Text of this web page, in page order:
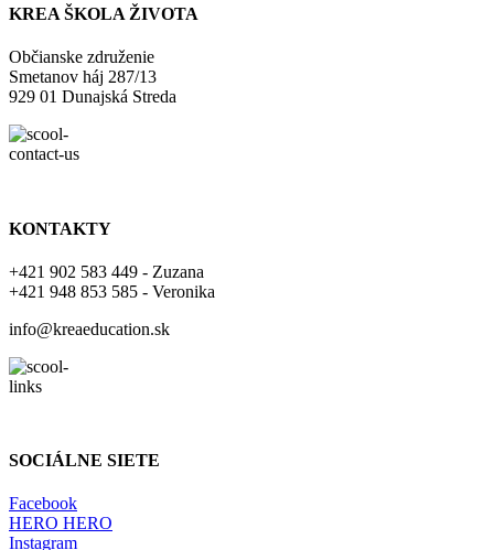
KREA ŠKOLA ŽIVOTA
Občianske združenie
Smetanov háj 287/13
929 01 Dunajská Streda
KONTAKTY
+421 902 583 449 - Zuzana
+421 948 853 585 - Veronika
info@kreaeducation.sk
SOCIÁLNE SIETE
Facebook
HERO HERO
Instagram